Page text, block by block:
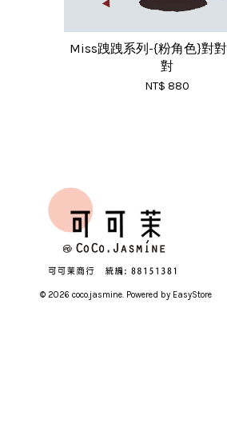
Miss跩跩系列-{粉角色}對
對
NT$ 880
© 2026 coco.jasmine. Powered by EasyStore